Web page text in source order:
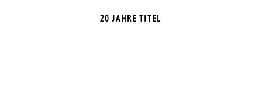
20 JAHRE TITEL